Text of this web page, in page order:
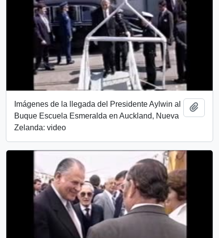
Imágenes de la llegada del Presidente Aylwin al
Buque Escuela Esmeralda en Auckland, Nueva
Zelanda: video